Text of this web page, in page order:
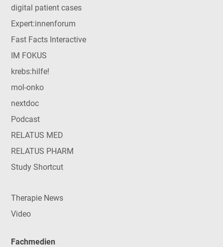
digital patient cases
Expert:innenforum
Fast Facts Interactive
IM FOKUS
krebs:hilfe!
mol-onko
nextdoc
Podcast
RELATUS MED
RELATUS PHARM
Study Shortcut
Therapie News
Video
Fachmedien